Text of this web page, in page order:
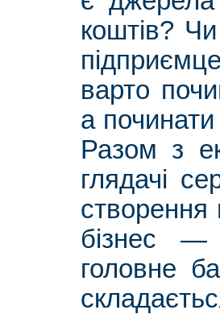
коштів?
варто
а
Разом з
глядачі
створення
бізнес —
головне